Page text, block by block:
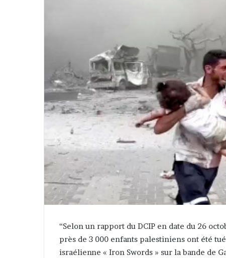
“Selon un rapport du DCIP en date du 26
près de 3 000 enfants palestiniens ont été
israélienne « Iron Swords » sur la bande de